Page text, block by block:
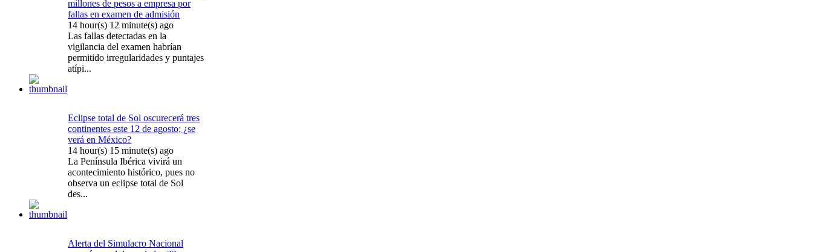
millones de pesos a empresa por
fallas en examen de admisión
14 hour(s) 12 minute(s) ago
Las fallas detectadas en la
vigilancia del examen habrían
permitido irregularidades y puntajes
atípi...
Eclipse total de Sol oscurecerá tres
continentes este 12 de agosto; ¿se
verá en México?
14 hour(s) 15 minute(s) ago
La Península Ibérica vivirá un
acontecimiento histórico, pues no
observa un eclipse total de Sol
des...
Alerta del Simulacro Nacional